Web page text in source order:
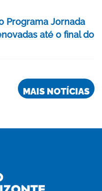
Programa Jornada
até o final do
MAIS NOTÍCIAS